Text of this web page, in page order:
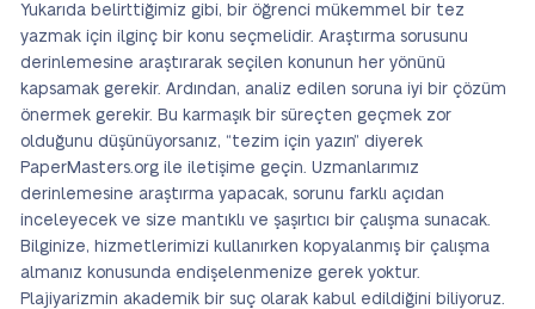
Yukarıda belirttiğimiz gibi, bir öğrenci mükemmel bir tez
yazmak için ilginç bir konu seçmelidir. Araştırma sorusunu
derinlemesine araştırarak seçilen konunun her yönünü
kapsamak gerekir. Ardından, analiz edilen soruna iyi bir çözüm
önermek gerekir. Bu karmaşık bir süreçten geçmek zor
olduğunu düşünüyorsanız, “tezim için yazın” diyerek
PaperMasters.org ile iletişime geçin. Uzmanlarımız
derinlemesine araştırma yapacak, sorunu farklı açıdan
inceleyecek ve size mantıklı ve şaşırtıcı bir çalışma sunacak.
Bilginize, hizmetlerimizi kullanırken kopyalanmış bir çalışma
almanız konusunda endişelenmenize gerek yoktur.
Plajiyarizmin akademik bir suç olarak kabul edildiğini biliyoruz.